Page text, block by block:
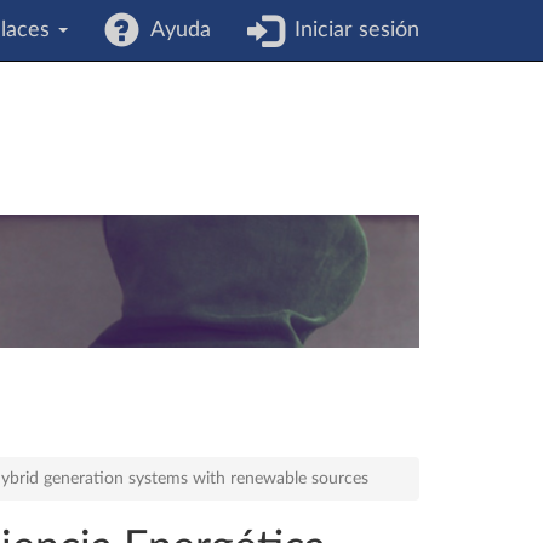
Ayuda Iniciar sesión
generation systems with renewable sources